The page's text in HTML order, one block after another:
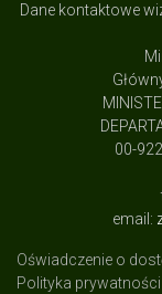
Dane kontaktowe
00-
email:
Oświadczenie o
Polityka